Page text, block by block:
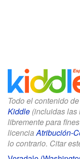
Todo el contenido
Kiddle (incluidas las
libremente para
licenciaAtribución-
lo contrario. Citar